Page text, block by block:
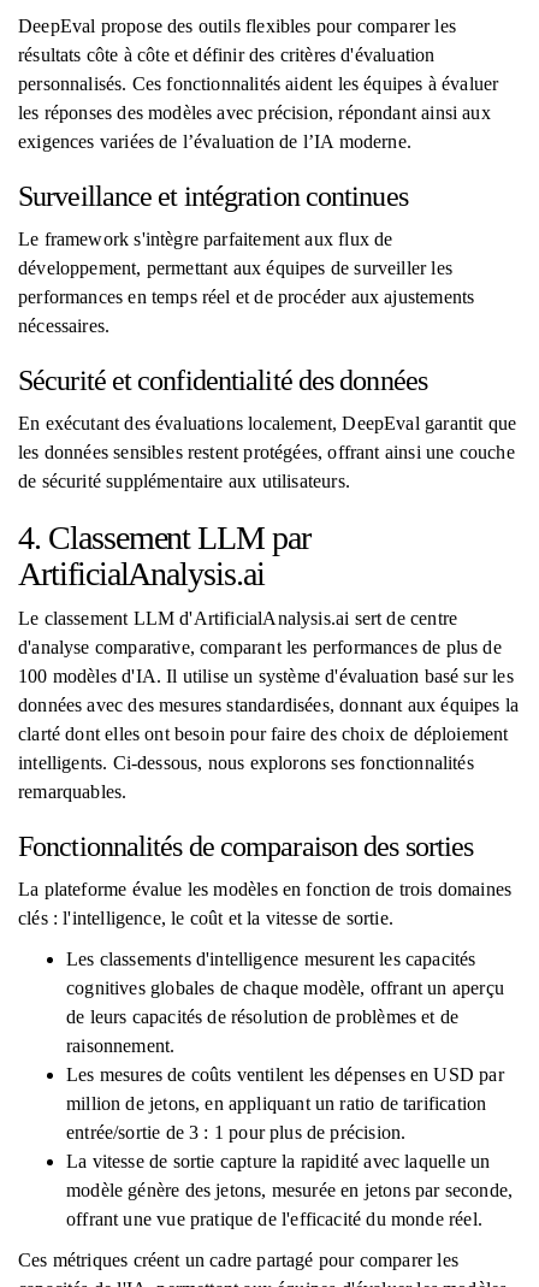
DeepEval propose des outils flexibles pour comparer les
résultats côte à côte et définir des critères d'évaluation
personnalisés. Ces fonctionnalités aident les équipes à évaluer
les réponses des modèles avec précision, répondant ainsi aux
exigences variées de l’évaluation de l’IA moderne.
Surveillance et intégration continues
Le framework s'intègre parfaitement aux flux de
développement, permettant aux équipes de surveiller les
performances en temps réel et de procéder aux ajustements
nécessaires.
Sécurité et confidentialité des données
En exécutant des évaluations localement, DeepEval garantit que
les données sensibles restent protégées, offrant ainsi une couche
de sécurité supplémentaire aux utilisateurs.
4. Classement LLM par
ArtificialAnalysis.ai
Le classement LLM d'ArtificialAnalysis.ai sert de centre
d'analyse comparative, comparant les performances de plus de
100 modèles d'IA. Il utilise un système d'évaluation basé sur les
données avec des mesures standardisées, donnant aux équipes la
clarté dont elles ont besoin pour faire des choix de déploiement
intelligents. Ci-dessous, nous explorons ses fonctionnalités
remarquables.
Fonctionnalités de comparaison des sorties
La plateforme évalue les modèles en fonction de trois domaines
clés : l'intelligence, le coût et la vitesse de sortie.
Les classements d'intelligence mesurent les capacités
cognitives globales de chaque modèle, offrant un aperçu
de leurs capacités de résolution de problèmes et de
raisonnement.
Les mesures de coûts ventilent les dépenses en USD par
million de jetons, en appliquant un ratio de tarification
entrée/sortie de 3 : 1 pour plus de précision.
La vitesse de sortie capture la rapidité avec laquelle un
modèle génère des jetons, mesurée en jetons par seconde,
offrant une vue pratique de l'efficacité du monde réel.
Ces métriques créent un cadre partagé pour comparer les